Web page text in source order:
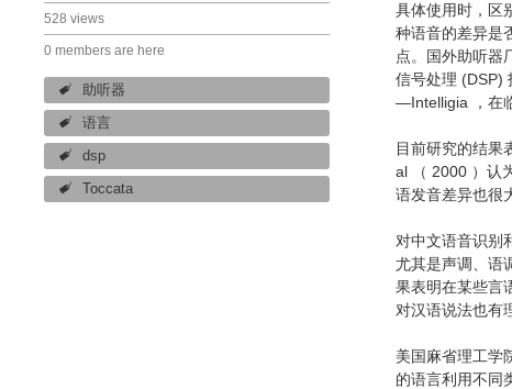
528 views
0 members are here
助听器
语言
dsp
Toccata
具体使用时，区
种语音的差异是
点。国外助听器
信号处理 (DSP)
—Intelligia ，在
目前研究的结果
al （ 2000 ）认
语发音差异也很
对中文语音识别
尤其是声调、语
果表明在某些言
对汉语说法也有
美国麻省理工学
的语言利用不同